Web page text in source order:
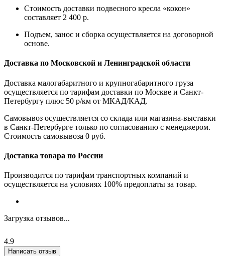
Стоимость доставки подвесного кресла «кокон»
составляет 2 400 р.
Подъем, занос и сборка осуществляется на договорной
основе.
Доставка по Московской и Ленинградской области
Доставка малогабаритного и крупногабаритного груза
осуществляется по тарифам доставки по Москве и Санкт-
Петербургу плюс 50 р/км от МКАД/КАД.
Самовывоз осуществляется со склада или магазина-выставки
в Санкт-Петербурге только по согласованию с менеджером.
Стоимость самовывоза 0 руб.
Доставка товара по России
Производится по тарифам транспортных компаний и
осуществляется на условиях 100% предоплаты за товар.
Загрузка отзывов...
4.9
Написать отзыв